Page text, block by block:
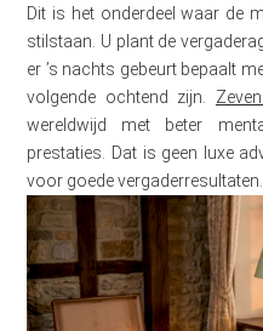
Dit is het onderdeel waar de
stilstaan. U plant de
er ’s nachts gebeurt bepaalt
volgende ochtend zijn.
wereldwijd met beter
prestaties. Dat is geen luxe
voor goede vergaderresultaten.